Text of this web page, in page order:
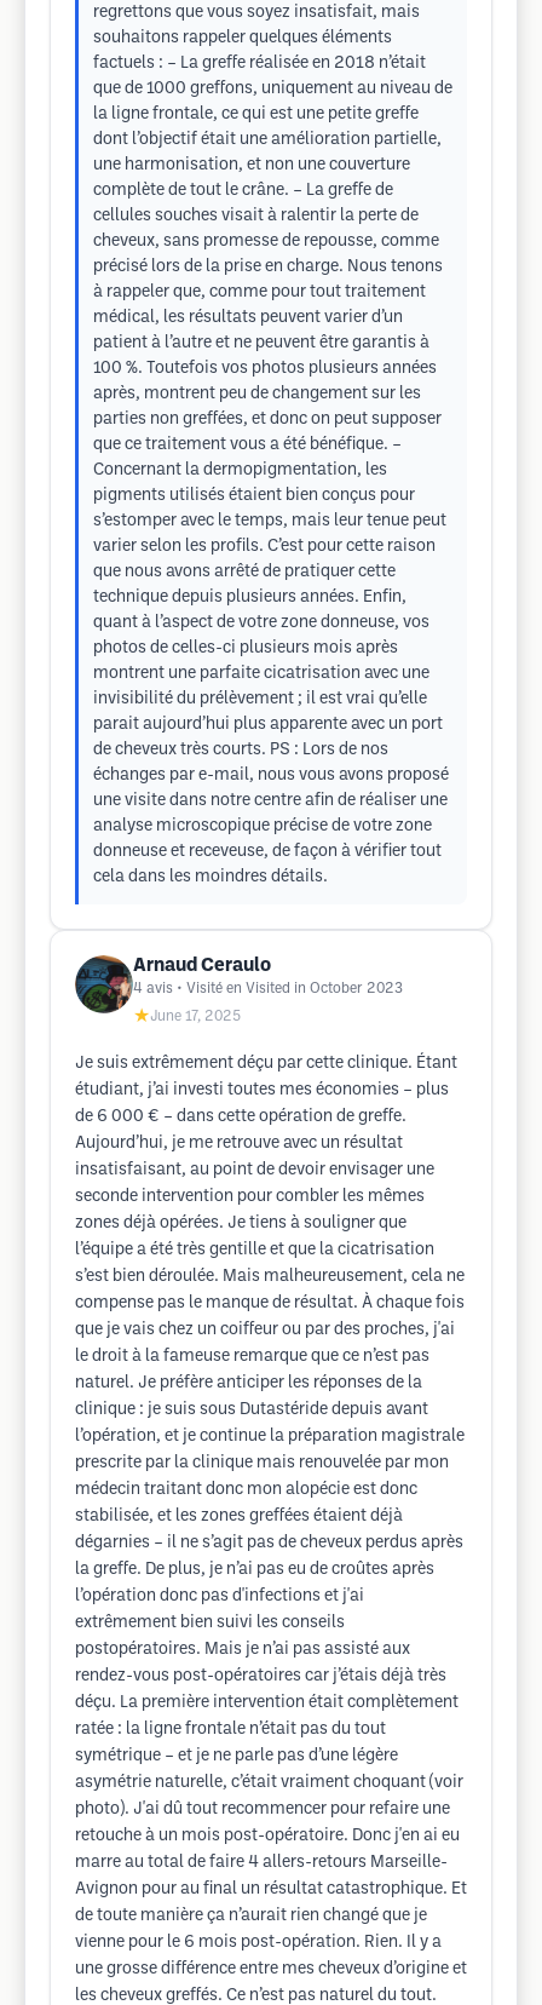
regrettons que vous soyez insatisfait, mais
souhaitons rappeler quelques éléments
factuels : – La greffe réalisée en 2018 n’était
que de 1000 greffons, uniquement au niveau de
la ligne frontale, ce qui est une petite greffe
dont l’objectif était une amélioration partielle,
une harmonisation, et non une couverture
complète de tout le crâne. – La greffe de
cellules souches visait à ralentir la perte de
cheveux, sans promesse de repousse, comme
précisé lors de la prise en charge. Nous tenons
à rappeler que, comme pour tout traitement
médical, les résultats peuvent varier d’un
patient à l’autre et ne peuvent être garantis à
100 %. Toutefois vos photos plusieurs années
après, montrent peu de changement sur les
parties non greffées, et donc on peut supposer
que ce traitement vous a été bénéfique. –
Concernant la dermopigmentation, les
pigments utilisés étaient bien conçus pour
s’estomper avec le temps, mais leur tenue peut
varier selon les profils. C’est pour cette raison
que nous avons arrêté de pratiquer cette
technique depuis plusieurs années. Enfin,
quant à l’aspect de votre zone donneuse, vos
photos de celles-ci plusieurs mois après
montrent une parfaite cicatrisation avec une
invisibilité du prélèvement ; il est vrai qu’elle
parait aujourd’hui plus apparente avec un port
de cheveux très courts. PS : Lors de nos
échanges par e-mail, nous vous avons proposé
une visite dans notre centre afin de réaliser une
analyse microscopique précise de votre zone
donneuse et receveuse, de façon à vérifier tout
cela dans les moindres détails.
Arnaud Ceraulo
4 avis • Visité en Visited in October 2023
★June 17, 2025
Je suis extrêmement déçu par cette clinique. Étant
étudiant, j’ai investi toutes mes économies – plus
de 6 000 € – dans cette opération de greffe.
Aujourd’hui, je me retrouve avec un résultat
insatisfaisant, au point de devoir envisager une
seconde intervention pour combler les mêmes
zones déjà opérées. Je tiens à souligner que
l’équipe a été très gentille et que la cicatrisation
s’est bien déroulée. Mais malheureusement, cela ne
compense pas le manque de résultat. À chaque fois
que je vais chez un coiffeur ou par des proches, j'ai
le droit à la fameuse remarque que ce n’est pas
naturel. Je préfère anticiper les réponses de la
clinique : je suis sous Dutastéride depuis avant
l’opération, et je continue la préparation magistrale
prescrite par la clinique mais renouvelée par mon
médecin traitant donc mon alopécie est donc
stabilisée, et les zones greffées étaient déjà
dégarnies – il ne s’agit pas de cheveux perdus après
la greffe. De plus, je n’ai pas eu de croûtes après
l’opération donc pas d'infections et j'ai
extrêmement bien suivi les conseils
postopératoires. Mais je n’ai pas assisté aux
rendez-vous post-opératoires car j’étais déjà très
déçu. La première intervention était complètement
ratée : la ligne frontale n’était pas du tout
symétrique – et je ne parle pas d’une légère
asymétrie naturelle, c’était vraiment choquant (voir
photo). J'ai dû tout recommencer pour refaire une
retouche à un mois post-opératoire. Donc j'en ai eu
marre au total de faire 4 allers-retours Marseille-
Avignon pour au final un résultat catastrophique. Et
de toute manière ça n’aurait rien changé que je
vienne pour le 6 mois post-opération. Rien. Il y a
une grosse différence entre mes cheveux d’origine et
les cheveux greffés. Ce n’est pas naturel du tout.